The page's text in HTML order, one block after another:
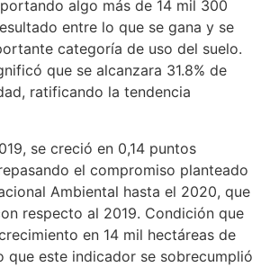
algo más de 14 mil 300
entre lo que se gana y se
categoría de uso del suelo.
que se alcanzara 31.8% de
ratificando la tendencia
se creció en 0,14 puntos
el compromiso planteado
Ambiental hasta el 2020, que
respecto al 2019. Condición que
en 14 mil hectáreas de
que este indicador se sobrecumplió